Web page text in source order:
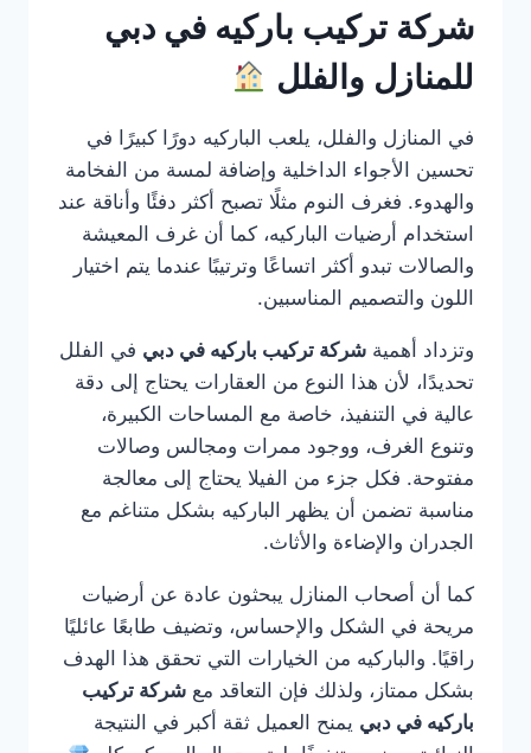
شركة تركيب باركيه في دبي
للمنازل والفلل
في المنازل والفلل، يلعب الباركيه دورًا كبيرًا في
تحسين الأجواء الداخلية وإضافة لمسة من الفخامة
والهدوء. فغرف النوم مثلًا تصبح أكثر دفئًا وأناقة عند
استخدام أرضيات الباركيه، كما أن غرف المعيشة
والصالات تبدو أكثر اتساعًا وترتيبًا عندما يتم اختيار
اللون والتصميم المناسبين.
وتزداد أهمية شركة تركيب باركيه في دبي في الفلل
تحديدًا، لأن هذا النوع من العقارات يحتاج إلى دقة
عالية في التنفيذ، خاصة مع المساحات الكبيرة،
وتنوع الغرف، ووجود ممرات ومجالس وصالات
مفتوحة. فكل جزء من الفيلا يحتاج إلى معالجة
مناسبة تضمن أن يظهر الباركيه بشكل متناغم مع
الجدران والإضاءة والأثاث.
كما أن أصحاب المنازل يبحثون عادة عن أرضيات
مريحة في الشكل والإحساس، وتضيف طابعًا عائليًا
راقيًا. والباركيه من الخيارات التي تحقق هذا الهدف
بشكل ممتاز، ولذلك فإن التعاقد مع شركة تركيب
باركيه في دبي يمنح العميل ثقة أكبر في النتيجة